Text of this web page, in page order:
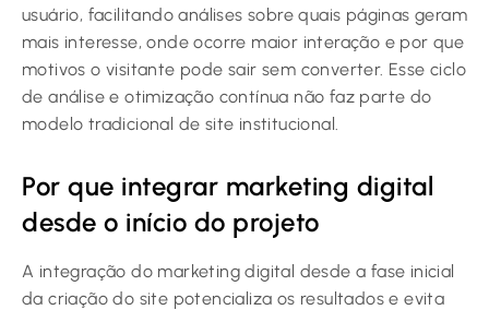
usuário, facilitando análises sobre quais páginas geram
mais interesse, onde ocorre maior interação e por que
motivos o visitante pode sair sem converter. Esse ciclo
de análise e otimização contínua não faz parte do
modelo tradicional de site institucional.
Por que integrar marketing digital
desde o início do projeto
A integração do marketing digital desde a fase inicial
da criação do site potencializa os resultados e evita